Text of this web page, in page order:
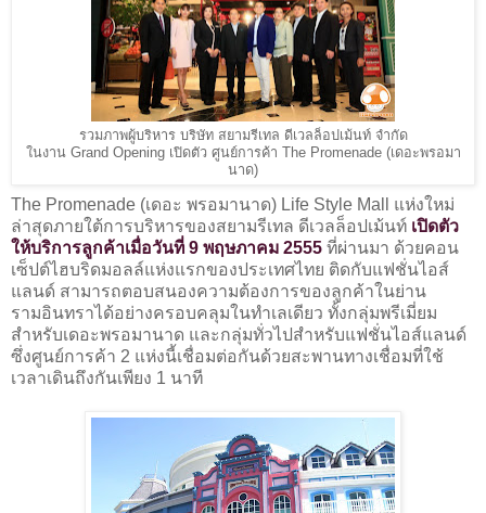
รวมภาพผู้บริหาร บริษัท สยามรีเทล ดีเวลล็อปเม้นท์ จำกัด
ในงาน Grand Opening เปิดตัว ศูนย์การค้า The Promenade (เดอะพรอมา
นาด)
The Promenade (เดอะ พรอมานาด) Life Style Mall แห่งใหม่
ล่าสุดภายใต้การบริหารของสยามรีเทล ดีเวลล็อปเม้นท์ เปิดตัว
ให้บริการลูกค้าเมื่อวันที่ 9 พฤษภาคม 2555 ที่ผ่านมา ด้วยคอน
เซ็ปต์ไฮบริดมอลล์แห่งแรกของประเทศไทย ติดกับแฟชั่นไอส์
แลนด์ สามารถตอบสนองความต้องการของลูกค้าในย่าน
รามอินทราได้อย่างครอบคลุมในทำเลเดียว ทั้งกลุ่มพรีเมี่ยม
สำหรับเดอะพรอมานาด และกลุ่มทั่วไปสำหรับแฟชั่นไอส์แลนด์
ซึ่งศูนย์การค้า 2 แห่งนี้เชื่อมต่อกันด้วยสะพานทางเชื่อมที่ใช้
เวลาเดินถึงกันเพียง 1 นาที